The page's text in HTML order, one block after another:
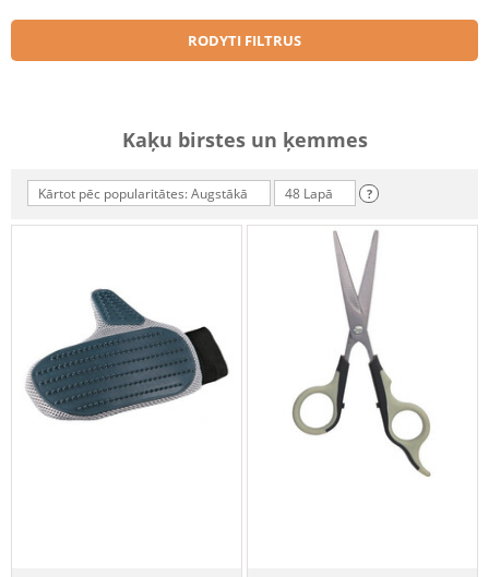
RODYTI FILTRUS
Kaķu birstes un ķemmes
Kārtot pēc popularitātes: Augstākā 48 Lapā ?